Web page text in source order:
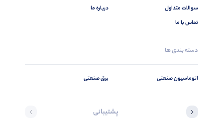
سوالات متداول
تماس با ما
درباره ما
دسته بندی ها
اتوماسیون صنعتی برق صنعتی
پشتیبانی